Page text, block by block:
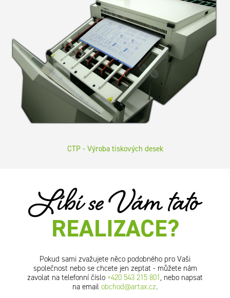
CTP - Výroba tiskových desek
Líbí se Vám tato
REALIZACE?
Pokud sami zvažujete něco podobného pro Vaši
společnost nebo se chcete jen zeptat - můžete nám
zavolat na telefonní číslo +420 543 215 801, nebo napsat
na email obchod@artax.cz.